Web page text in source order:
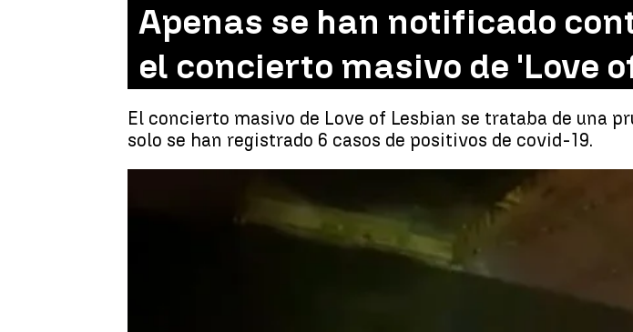
Buscar
Apenas se han notificado
el concierto masivo de 'Love
El concierto masivo de Love of Lesbian se trataba de una
solo se han registrado 6 casos de positivos de covid-19.
Apenas se han